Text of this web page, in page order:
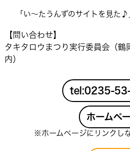
「い〜たうんずのサイトを見た
【問い合わせ】
タキタロウまつり実行委員会（鶴
内）
tel:0235-
ホームペ
※ホームページにリンクし